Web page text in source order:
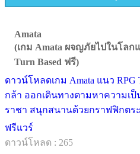
Amata
(เกม Amata ผจญภัยไปในโล
Turn Based ฟรี)
ดาวน์โหลดเกม Amata แนว RPG
กล้า ออกเดินทางตามหาความเ
ราชา สนุกสนานด้วยกราฟฟิกตร
ฟรีแวร์
ดาวน์โหลด : 265